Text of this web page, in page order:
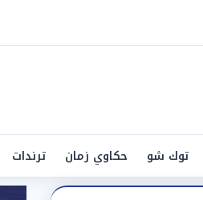
توك شو حكاوي زمان ترندات